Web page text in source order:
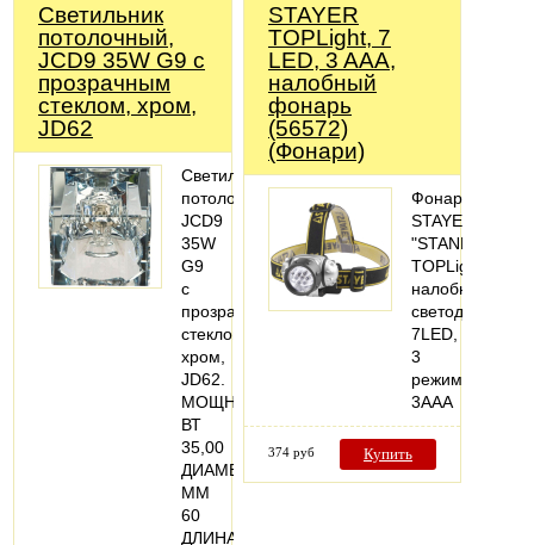
Светильник
потолочный,
JCD9 35W G9 с
прозрачным
стеклом, хром,
JD62
Светильник
потолочный-
JCD9
35W
G9
с
прозрачным
стеклом,
хром,
JD62.
МОЩНОСТЬ,
ВТ
35,00
ДИАМЕТР,
ММ
60
ДЛИНА,
STAYER
TOPLight, 7
LED, 3 AAA,
налобный
фонарь
(56572)
(Фонари)
Фонарь
STAYER
"STANDARD"
TOPLight
налобный
светодиодный,
7LED,
3
режима,
3ААА
374 руб Купить